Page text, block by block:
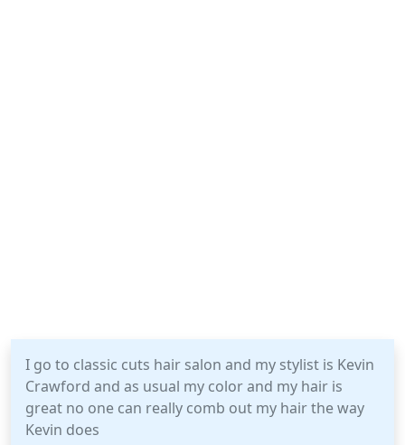
I go to classic cuts hair salon and my stylist is Kevin
Crawford and as usual my color and my hair is
great no one can really comb out my hair the way
Kevin does